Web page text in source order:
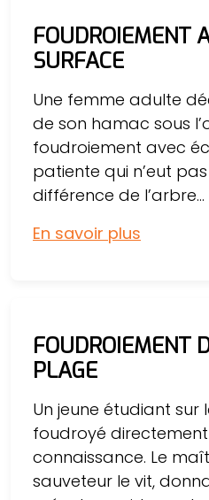
FOUDROIEMENT
SURFACE
Une femme adulte
de son hamac sous
foudroiement avec
patiente qui n’eut
différence de l’arbre...
En savoir plus
FOUDROIEMENT
PLAGE
Un jeune étudiant
foudroyé
connaissance. Le
sauveteur le vit,